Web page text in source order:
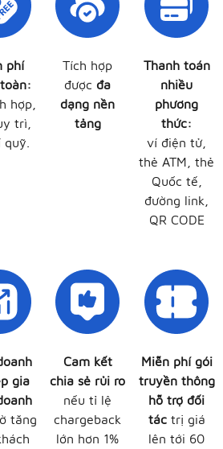
phí
hợp,
trì,
quỹ.
Tích hợp
được đa
dạng nền
tảng
Thanh toán
nhiều
phương
thức:
ví điện tử,
thẻ ATM, thẻ
Quốc tế,
đường link,
QR CODE
gia
tăng
Cam kết
chia sẻ rủi ro
nếu tỉ lệ
chargeback
lớn hơn 1%
Miễn phí gói
truyền thông
hỗ trợ đối
táctrị giá
lên tới 60